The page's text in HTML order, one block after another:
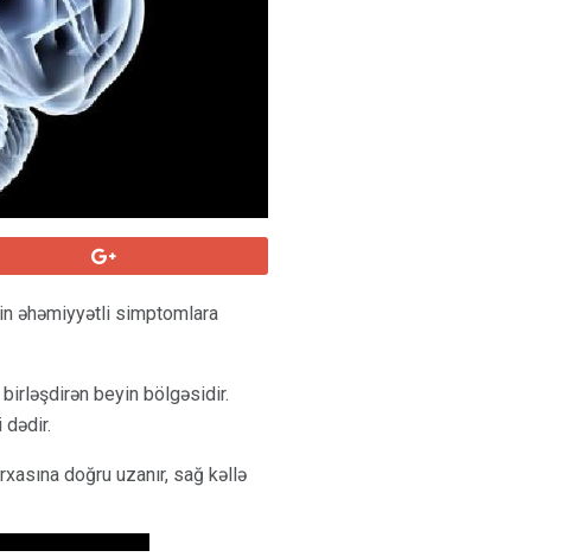
əhəmiyyətli simptomlara
beyin bölgəsidir.
doğru uzanır, sağ kəllə